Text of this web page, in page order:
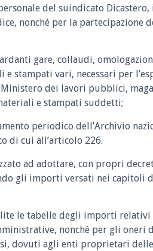
del suindicato
nonché per la partecipazione
gare, collaudi,
stampati vari, necessari per
dei lavori pubblici,
e stampati suddetti;
periodico dell’Archivio
di cui all’articolo 226.
ad adottare, con propri
gli importi versati nei capitoli
le tabelle degli importi
nonché per gli oneri
dovuti agli enti proprietari